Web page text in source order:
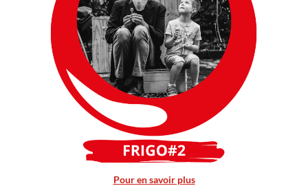
Pour en savoir plus